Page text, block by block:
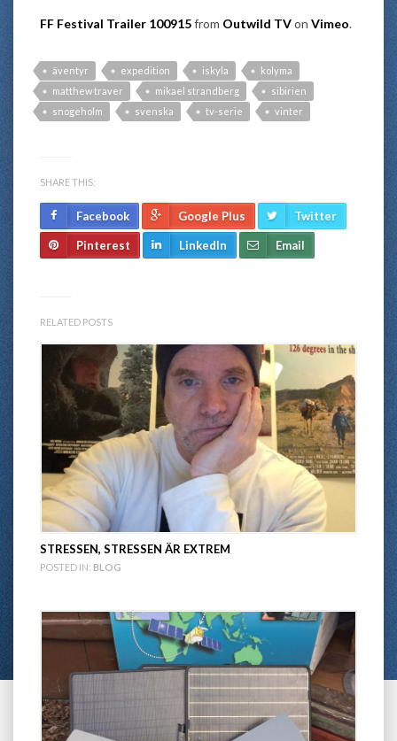
FF Festival Trailer 100915from Outwild TVon Vimeo.
äventyr expedition iskyla
kolyma
matthew traver
mikael strandberg
sibirien
snogeholm
svenska tv-serie vinter
SHARE THIS:
Facebook Google Plus Twitter
Pinterest LinkedIn Email
RELATED POSTS
STRESSEN, STRESSEN ÄR EXTREM
POSTED IN: BLOG